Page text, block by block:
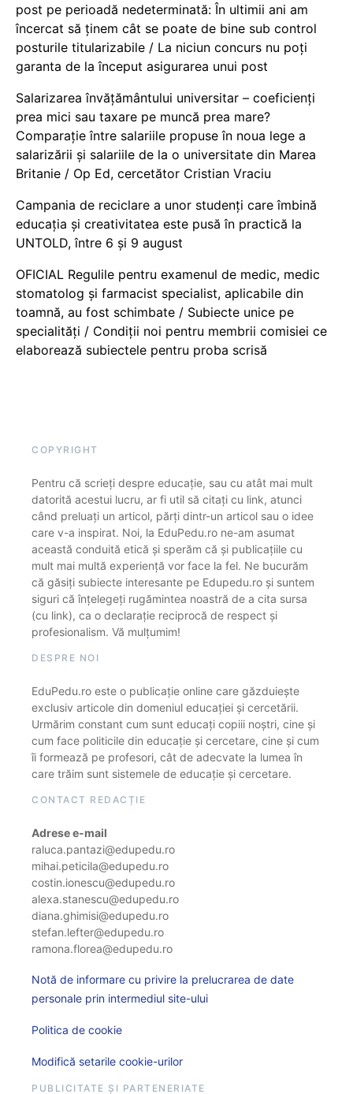
post pe perioadă nedeterminată: În ultimii ani am
încercat să ținem cât se poate de bine sub control
posturile titularizabile / La niciun concurs nu poți
garanta de la început asigurarea unui post
Salarizarea învățământului universitar – coeficienți
prea mici sau taxare pe muncă prea mare?
Comparație între salariile propuse în noua lege a
salarizării și salariile de la o universitate din Marea
Britanie / Op Ed, cercetător Cristian Vraciu
Campania de reciclare a unor studenți care îmbină
educația și creativitatea este pusă în practică la
UNTOLD, între 6 și 9 august
OFICIAL Regulile pentru examenul de medic, medic
stomatolog și farmacist specialist, aplicabile din
toamnă, au fost schimbate / Subiecte unice pe
specialități / Condiții noi pentru membrii comisiei ce
elaborează subiectele pentru proba scrisă
COPYRIGHT
Pentru că scrieți despre educație, sau cu atât mai mult
datorită acestui lucru, ar fi util să citați cu link, atunci
când preluați un articol, părți dintr-un articol sau o idee
care v-a inspirat. Noi, la EduPedu.ro ne-am asumat
această conduită etică și sperăm că și publicațiile cu
mult mai multă experiență vor face la fel. Ne bucurăm
că găsiți subiecte interesante pe Edupedu.ro și suntem
siguri că înțelegeți rugămintea noastră de a cita sursa
(cu link), ca o declarație reciprocă de respect și
profesionalism. Vă mulțumim!
DESPRE NOI
EduPedu.ro este o publicație online care găzduiește
exclusiv articole din domeniul educației și cercetării.
Urmărim constant cum sunt educați copiii noștri, cine și
cum face politicile din educație și cercetare, cine și cum
îi formează pe profesori, cât de adecvate la lumea în
care trăim sunt sistemele de educație și cercetare.
CONTACT REDACȚIE
Adrese e-mail
raluca.pantazi@edupedu.ro
mihai.peticila@edupedu.ro
costin.ionescu@edupedu.ro
alexa.stanescu@edupedu.ro
diana.ghimisi@edupedu.ro
stefan.lefter@edupedu.ro
ramona.florea@edupedu.ro
Notă de informare cu privire la prelucrarea de date
personale prin intermediul site-ului
Politica de cookie
Modifică setarile cookie-urilor
PUBLICITATE ȘI PARTENERIATE